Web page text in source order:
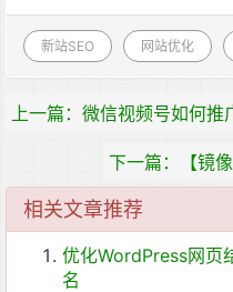
新站SEO 网站优化
相关文章推荐
优化WordPress网页
名